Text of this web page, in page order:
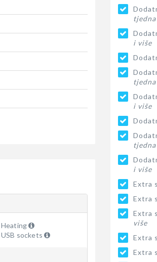
Heating
USB sockets
tjedna
i više
tjedna
i više
tjedna
i više
Extra
Extra
Extra
više
Extra
Extra